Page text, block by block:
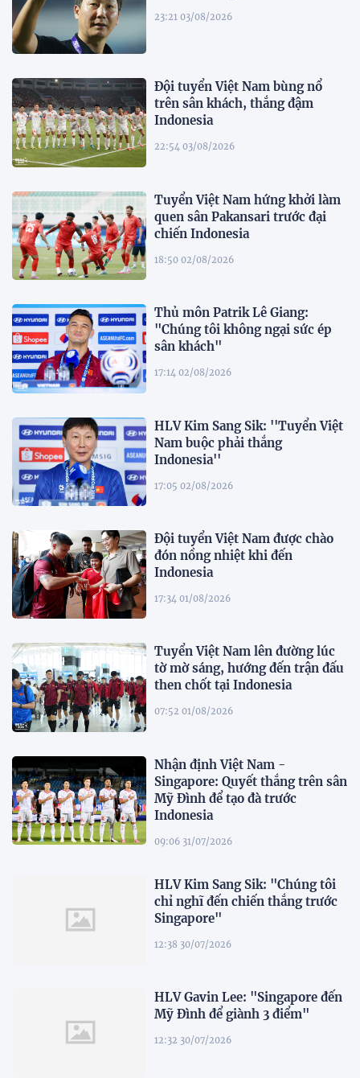
23:21 03/08/2026
Đội tuyển Việt Nam bùng nổ
trên sân khách, thắng đậm
Indonesia
22:54 03/08/2026
Tuyển Việt Nam hứng khởi làm
quen sân Pakansari trước đại
chiến Indonesia
18:50 02/08/2026
Thủ môn Patrik Lê Giang:
"Chúng tôi không ngại sức ép
sân khách"
17:14 02/08/2026
HLV Kim Sang Sik: ''Tuyển Việt
Nam buộc phải thắng
Indonesia''
17:05 02/08/2026
Đội tuyển Việt Nam được chào
đón nồng nhiệt khi đến
Indonesia
17:34 01/08/2026
Tuyển Việt Nam lên đường lúc
tờ mờ sáng, hướng đến trận đấu
then chốt tại Indonesia
07:52 01/08/2026
Nhận định Việt Nam -
Singapore: Quyết thắng trên sân
Mỹ Đình để tạo đà trước
Indonesia
09:06 31/07/2026
HLV Kim Sang Sik: "Chúng tôi
chỉ nghĩ đến chiến thắng trước
Singapore"
12:38 30/07/2026
HLV Gavin Lee: "Singapore đến
Mỹ Đình để giành 3 điểm"
12:32 30/07/2026